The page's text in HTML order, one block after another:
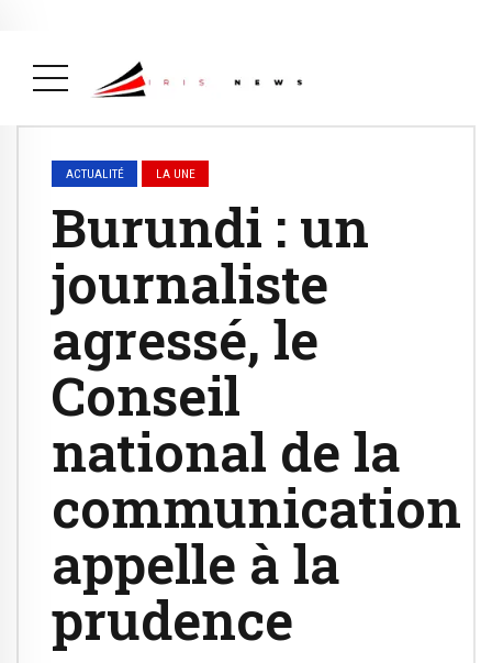
ACTUALITÉ LA UNE
Burundi : un
journaliste
agressé, le
Conseil
national de la
communication
appelle à la
prudence